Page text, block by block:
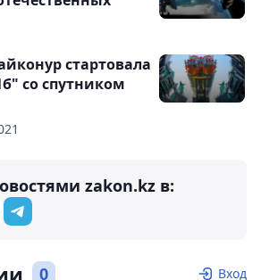
стартовала
со спутником
zakon.kz в:
0 Вход